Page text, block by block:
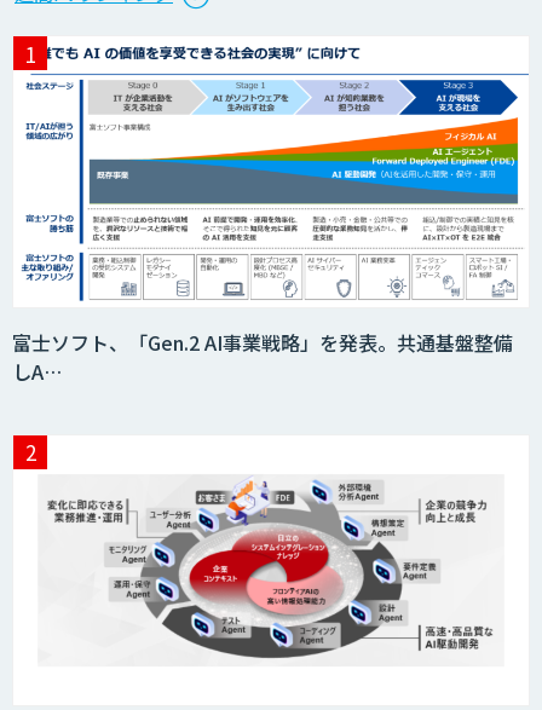
データ分析エージェント
「AI課題の⽬利き」コンサルティングサ
ービス
タ収集・作成
JOINT AI Flow byGMO
富士ソフト、「Gen.2 AI事業戦略」を発表。共通基盤整備
しA…